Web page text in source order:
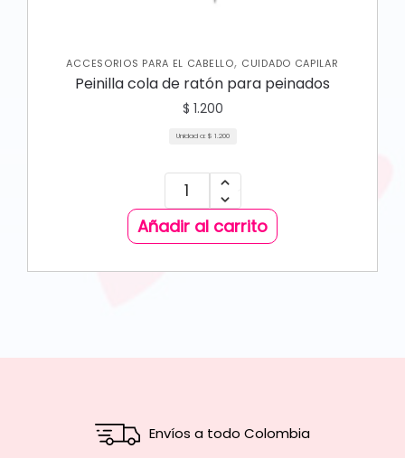
ACCESORIOS PARA EL CABELLO, CUIDADO CAPILAR
Peinilla cola de ratón para peinados
$ 1.200
Unidad a: $ 1.200
Añadir al carrito
Envíos a todo Colombia